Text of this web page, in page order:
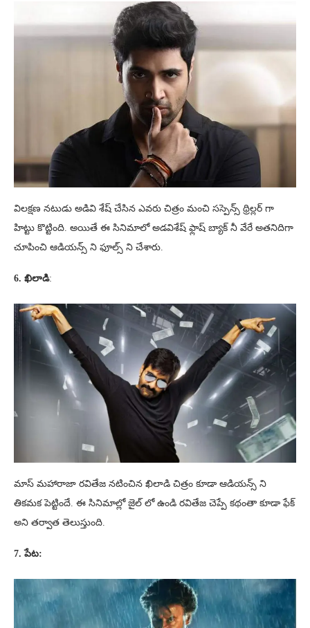
విలక్షణ నటుడు అడివి శేష్ చేసిన ఎవరు చిత్రం మంచి సస్పెన్స్ థ్రిల్లర్ గా
హిట్టు కొట్టింది. అయితే ఈ సినిమాలో అడవిశేష్ ఫ్లాష్ బ్యాక్ నీ వేరే అతనిదిగా
చూపించి ఆడియన్స్ ని ఫూల్స్ ని చేశారు.
6. ఖిలాడి:
మాస్ మహారాజా రవితేజ నటించిన ఖిలాడి చిత్రం కూడా ఆడియన్స్ ని
తికమక పెట్టిందే. ఈ సినిమాల్లో జైల్ లో ఉండి రవితేజ చెప్పే కథంతా కూడా ఫేక్
అని తర్వాత తెలుస్తుంది.
7. పేట: